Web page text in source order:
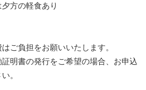
方の軽食あり
ご負担をお願いいたします。
証明書の発行をご希望の場合、お申込
。